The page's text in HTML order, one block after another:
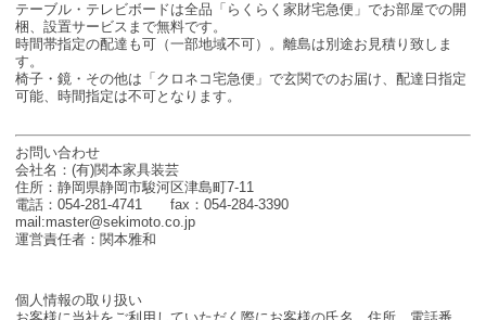
テーブル・テレビボードは全品「らくらく家財宅急便」でお部屋での開
梱、設置サービスまで無料です。
時間帯指定の配達も可（一部地域不可）。離島は別途お見積り致しま
す。
椅子・鏡・その他は「クロネコ宅急便」で玄関でのお届け、配達日指定
可能、時間指定は不可となります。
お問い合わせ
会社名：(有)関本家具装芸
住所：静岡県静岡市駿河区津島町7-11
電話：054-281-4741 fax：054-284-3390
mail:master@sekimoto.co.jp
運営責任者：関本雅和
個人情報の取り扱い